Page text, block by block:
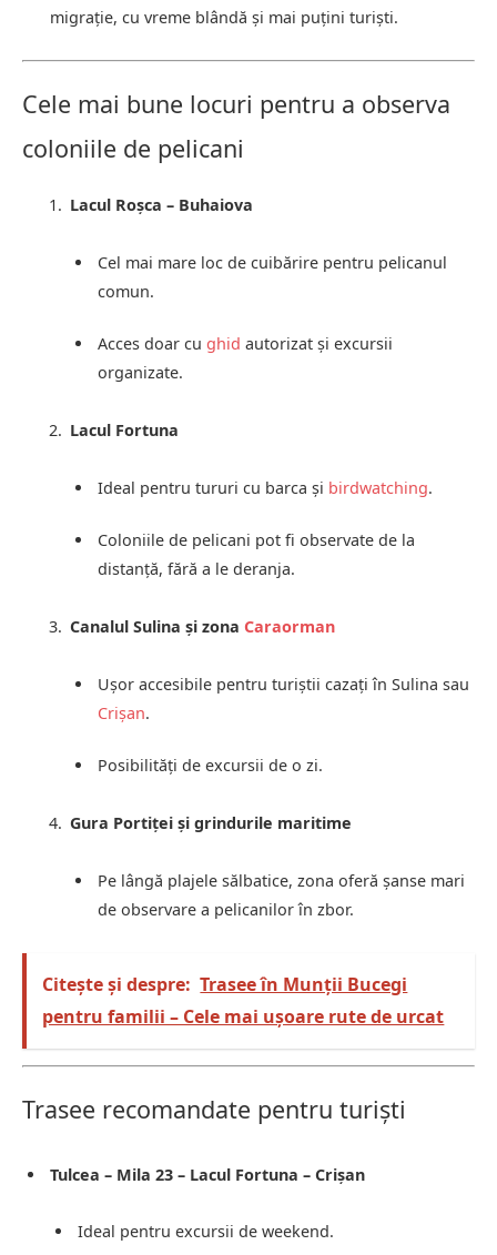
migrație, cu vreme blândă și mai puțini turiști.
Cele mai bune locuri pentru a observa
coloniile de pelicani
Lacul Roșca – Buhaiova
Cel mai mare loc de cuibărire pentru pelicanul
comun.
Acces doar cu ghid autorizat și excursii
organizate.
Lacul Fortuna
Ideal pentru tururi cu barca și birdwatching.
Coloniile de pelicani pot fi observate de la
distanță, fără a le deranja.
Canalul Sulina și zona Caraorman
Ușor accesibile pentru turiștii cazați în Sulina sau
Crișan.
Posibilități de excursii de o zi.
Gura Portiței și grindurile maritime
Pe lângă plajele sălbatice, zona oferă șanse mari
de observare a pelicanilor în zbor.
Citește și despre: Trasee în Munții Bucegi
pentru familii – Cele mai ușoare rute de urcat
Trasee recomandate pentru turiști
Tulcea – Mila 23 – Lacul Fortuna – Crișan
Ideal pentru excursii de weekend.